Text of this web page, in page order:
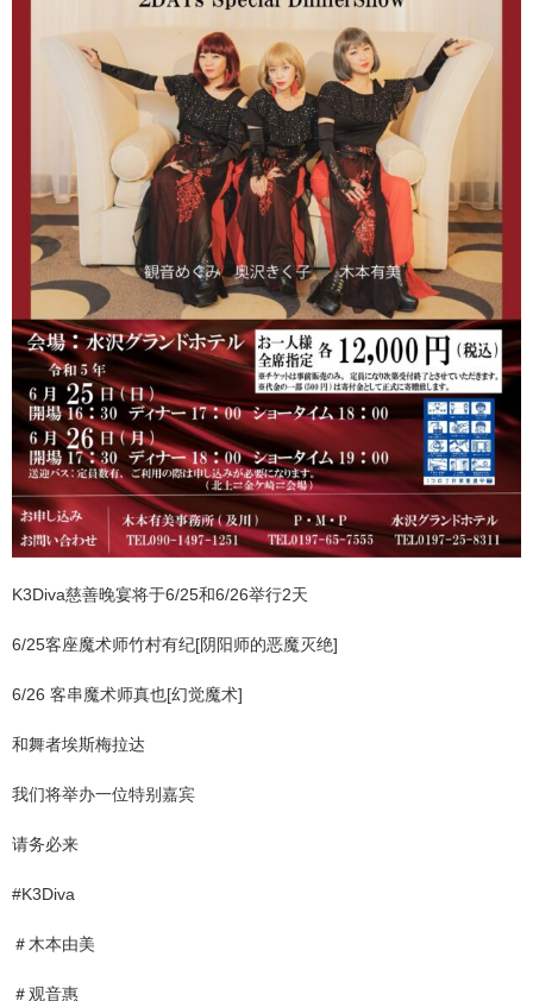
K3Diva慈善晚宴将于6/25和6/26举行2天
6/25客座魔术师竹村有纪[阴阳师的恶魔灭绝]
6/26 客串魔术师真也[幻觉魔术]
和舞者埃斯梅拉达
我们将举办一位特别嘉宾
请务必来
#K3Diva
＃木本由美
＃观音惠